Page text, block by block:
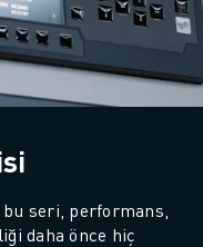
seri, performans,
daha önce hiç